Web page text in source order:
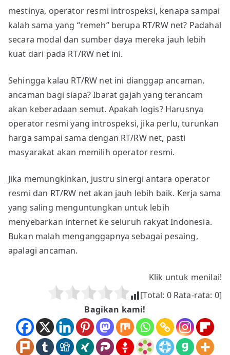
mestinya, operator resmi introspeksi, kenapa sampai
kalah sama yang “remeh” berupa RT/RW net? Padahal
secara modal dan sumber daya mereka jauh lebih
kuat dari pada RT/RW net ini.
Sehingga kalau RT/RW net ini dianggap ancaman,
ancaman bagi siapa? Ibarat gajah yang terancam
akan keberadaan semut. Apakah logis? Harusnya
operator resmi yang introspeksi, jika perlu, turunkan
harga sampai sama dengan RT/RW net, pasti
masyarakat akan memilih operator resmi.
Jika memungkinkan, justru sinergi antara operator
resmi dan RT/RW net akan jauh lebih baik. Kerja sama
yang saling menguntungkan untuk lebih
menyebarkan internet ke seluruh rakyat Indonesia.
Bukan malah menganggapnya sebagai pesaing,
apalagi ancaman.
Klik untuk menilai!
[Total: 0Rata-rata: 0]
Bagikan kami!